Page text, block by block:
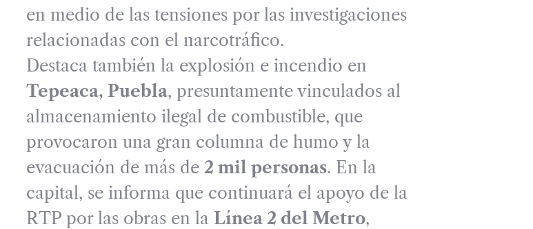
en medio de las tensiones por las investigaciones
relacionadas con el narcotráfico.
Destaca también la explosión e incendio en
Tepeaca, Puebla, presuntamente vinculados al
almacenamiento ilegal de combustible, que
provocaron una gran columna de humo y la
evacuación de más de 2 mil personas. En la
capital, se informa que continuará el apoyo de la
RTP por las obras en la Línea 2 del Metro,